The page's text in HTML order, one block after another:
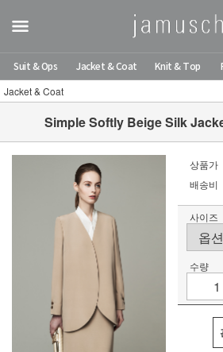
Suit & Ops Jacket & Coat Knit & Top
Jacket & Coat
Simple Softly Beige Silk
상품가
배송비
사이즈
수량